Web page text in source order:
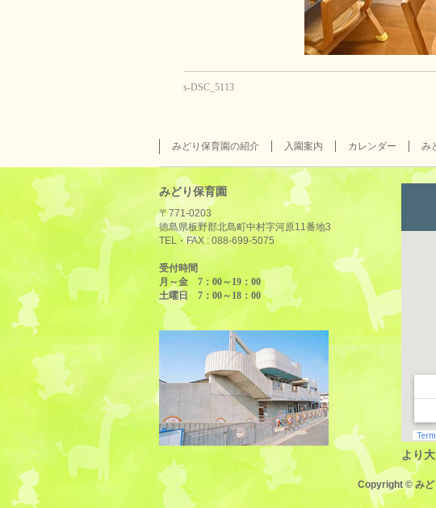
s-DSC_5113
みどり保育園の紹介 入園案内 カレンダー み
みどり保育園
〒771-0203
徳島県板野郡北島町中村字河原11番地3
TEL・FAX : 088-699-5075
受付時間
月～金 7：00～19：00
土曜日 7：00～18：00
より
Copyright ©み